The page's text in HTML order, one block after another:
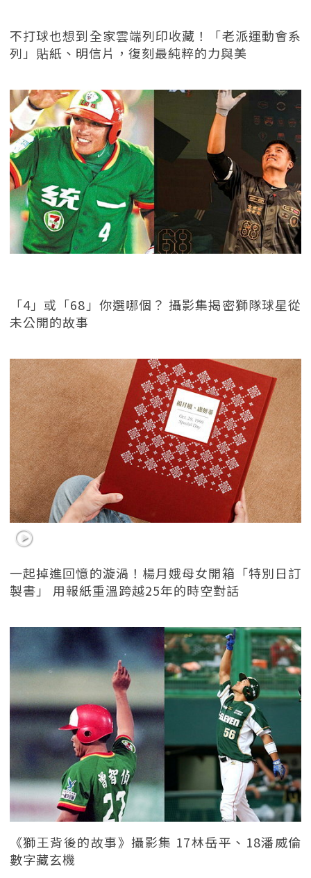
不打球也想到全家雲端列印收藏！「老派運動會系
列」貼紙、明信片，復刻最純粹的力與美
「4」或「68」你選哪個？ 攝影集揭密獅隊球星從
未公開的故事
一起掉進回憶的漩渦！楊月娥母女開箱「特別日訂
製書」 用報紙重溫跨越25年的時空對話
《獅王背後的故事》攝影集 17林岳平、18潘威倫
數字藏玄機